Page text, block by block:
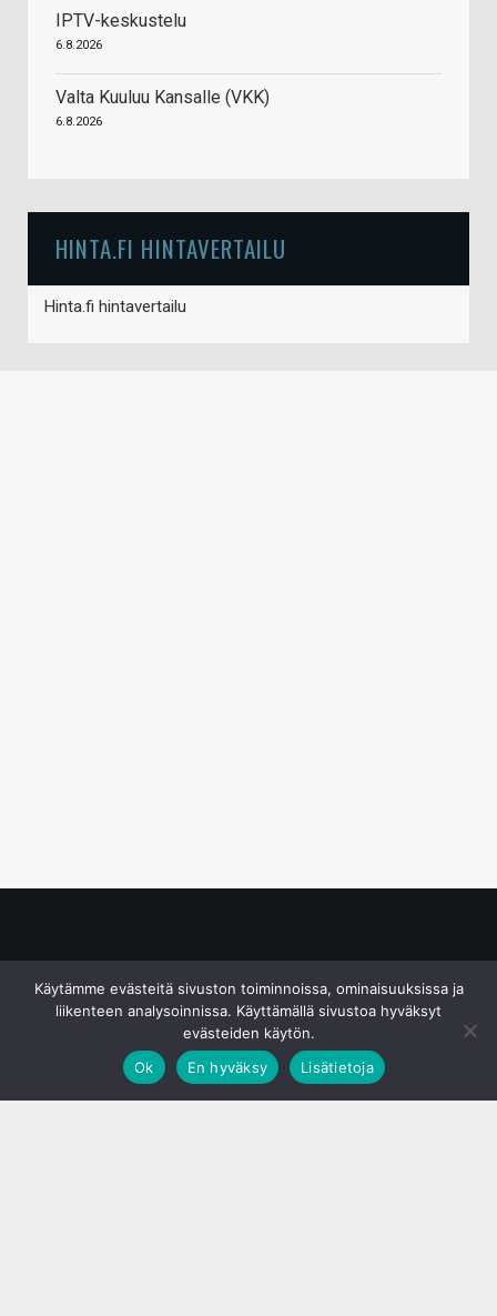
IPTV-keskustelu
6.8.2026
Valta Kuuluu Kansalle (VKK)
6.8.2026
HINTA.FI HINTAVERTAILU
Hinta.fi hintavertailu
Käytämme evästeitä sivuston toiminnoissa, ominaisuuksissa ja
liikenteen analysoinnissa. Käyttämällä sivustoa hyväksyt
evästeiden käytön.
Ok
En hyväksy Lisätietoja